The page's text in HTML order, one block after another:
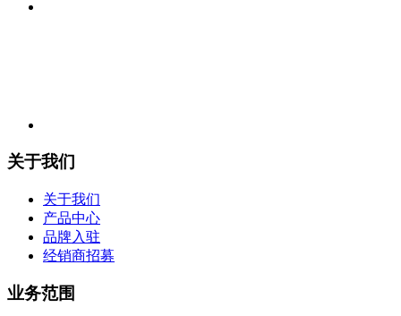
关于我们
关于我们
产品中心
品牌入驻
经销商招募
业务范围